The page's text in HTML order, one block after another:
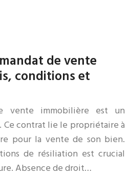
de vente
conditions et
vente immobilière est un
contrat lie le propriétaire à
pour la vente de son bien.
de résiliation est crucial
Absence de droit…